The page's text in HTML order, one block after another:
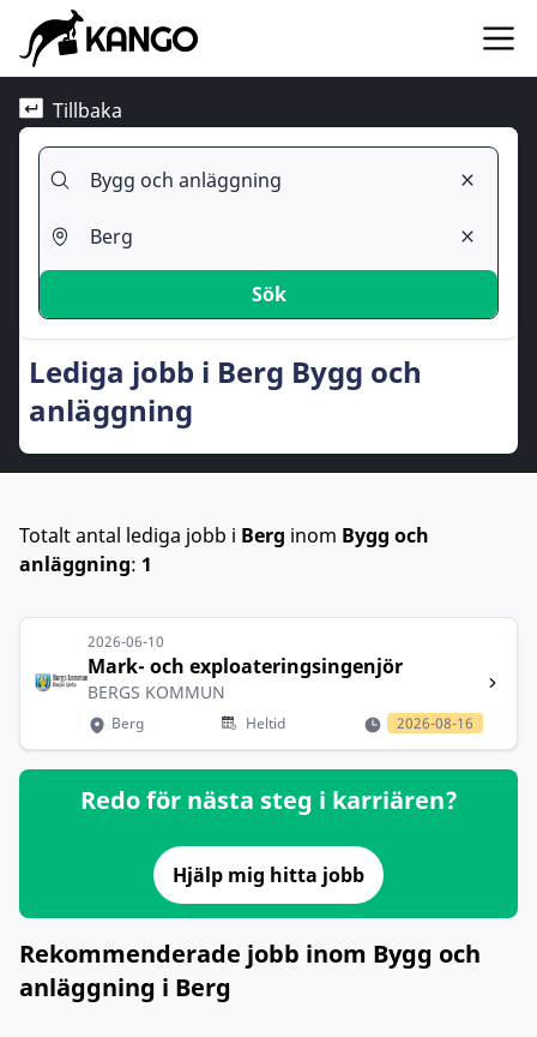
Tillbaka
Sök
Lediga jobb i Berg Bygg och
anläggning
Totalt antal lediga jobb i Berg inom Bygg och
anläggning: 1
2026-06-10
Mark- och exploateringsingenjör
BERGS KOMMUN
Berg Heltid 2026-08-16
Redo för nästa steg i karriären?
Hjälp mig hitta jobb
Rekommenderade jobb inom Bygg och
anläggning i Berg